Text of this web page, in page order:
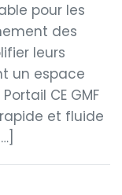
pour les
des
leurs
un espace
CE GMF
et fluide